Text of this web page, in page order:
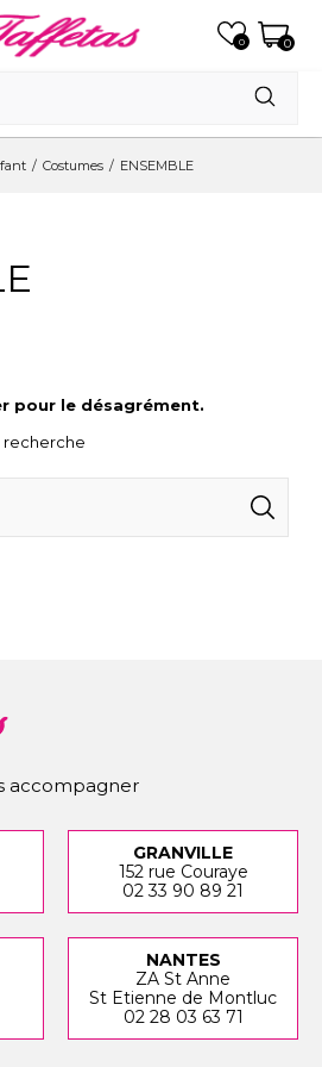
0
0
Costumes ENSEMBLE
pour le désagrément.
recherche
accompagner
GRANVILLE
152 rue Couraye
02 33 90 89 21
NANTES
ZA St Anne
St Etienne de Montluc
02 28 03 63 71